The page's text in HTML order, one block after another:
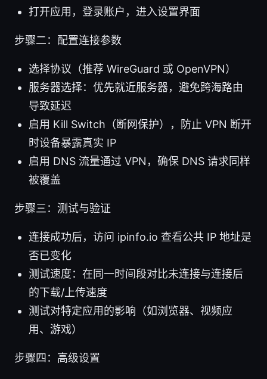
打开应用，登录账户，进入设置界面
步骤二：配置连接参数
选择协议（推荐 WireGuard 或 OpenVPN）
服务器选择：优先就近服务器，避免跨海路由
导致延迟
启用 Kill Switch（断网保护），防止 VPN 断开
时设备暴露真实 IP
启用 DNS 流量通过 VPN，确保 DNS 请求同样
被覆盖
步骤三：测试与验证
连接成功后，访问 ipinfo.io 查看公共 IP 地址是
否已变化
测试速度：在同一时间段对比未连接与连接后
的下载/上传速度
测试对特定应用的影响（如浏览器、视频应
用、游戏）
步骤四：高级设置